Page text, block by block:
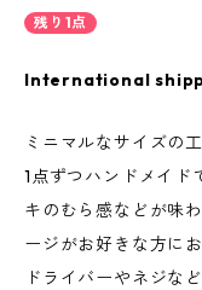
残り1点
International
ミニマルなサイズの
1点ずつハンドメイド
キのむら感などが味
ージがお好きな方に
ドライバーやネジな